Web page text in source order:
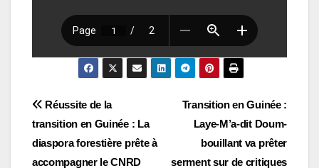
Navigation
de
Transition en Guinée :
Laye-M’a-dit Doum-
bouillant va prêter
serment sur de critiques
Réussite de la
transition en Guinée : La
diaspora forestière prête à
accompagner le CNRD